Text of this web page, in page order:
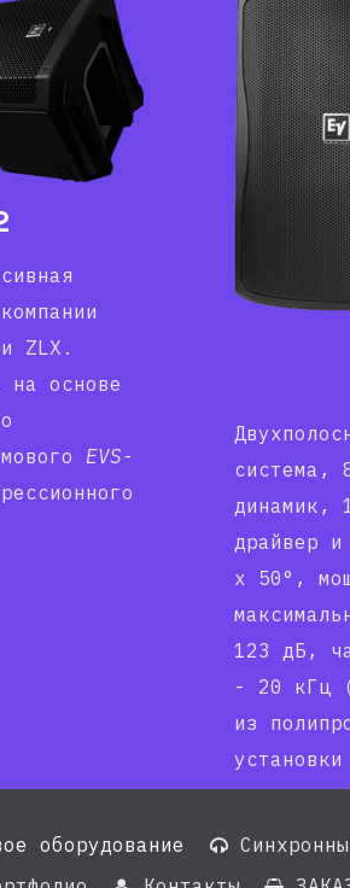
ZLX.
на основе
EVS-
система,
динамик,
драйвер и
x 50°,
123 дБ,
- 20 кГц
из
оборудование 